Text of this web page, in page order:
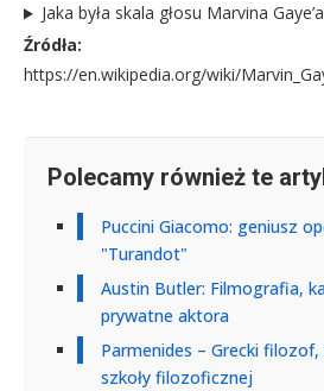
Jaka była skala głosu Marvina
Źródła:
https://en.wikipedia.org/wiki/
Polecamy również te
Puccini Giacomo: geniusz
"Turandot"
Austin Butler: Filmografia,
prywatne aktora
Parmenides – Grecki
szkoły filozoficznej